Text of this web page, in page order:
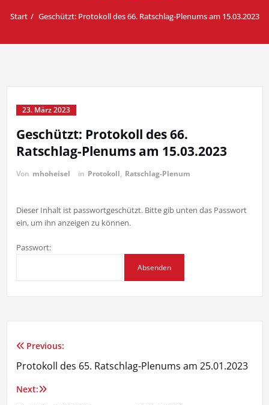
Start Geschützt: Protokoll des 66. Ratschlag-Plenums am 15.03.2023
23. März 2023
Geschützt: Protokoll des 66.
Ratschlag-Plenums am 15.03.2023
Von mhoheisel in Protokoll, Ratschlag-Plenum
Dieser Inhalt ist passwortgeschützt. Bitte gib unten das Passwort
ein, um ihn anzeigen zu können.
Passwort:
Beitragsnavigation
Previous:
Protokoll des 65. Ratschlag-Plenums am 25.01.2023
Next: